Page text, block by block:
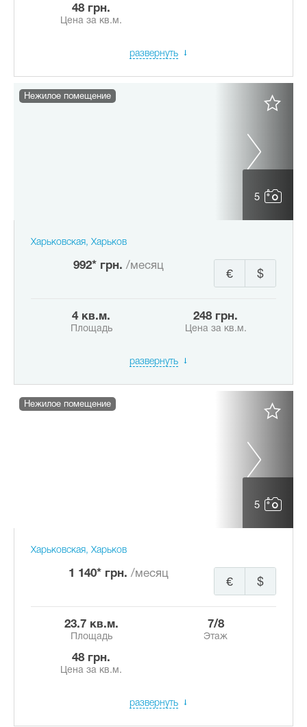
48 грн.
Цена за кв.м.
развернуть
5
Нежилое помещение
Харьковская, Харьков
992* грн. /месяц
$
€
4 кв.м.
Площадь
248 грн.
Цена за кв.м.
развернуть
5
Нежилое помещение
Харьковская, Харьков
1 140* грн. /месяц
$
€
23.7 кв.м.
Площадь
7/8
Этаж
48 грн.
Цена за кв.м.
развернуть